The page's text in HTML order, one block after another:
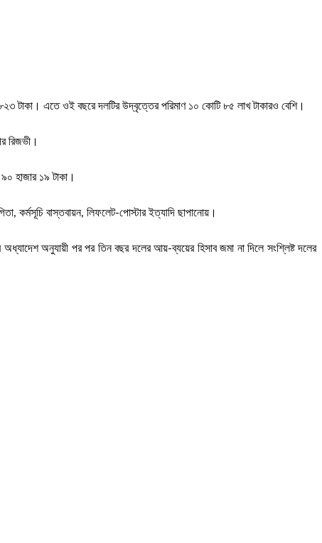
টাকা। এতে ওই বছরে দলটির উদ্বৃত্তের পরিমাণ ১০ কোটি ৮৫ লাখ টাকারও বেশি।
রিজভী।
হাজার ১৯ টাকা।
বাস্তবায়ন, লিফলেট-পোস্টার ইত্যাদি ছাপানোয়।
অনুযায়ী পর পর তিন বছর দলের আয়-ব্যয়ের হিসাব জমা না দিলে সংশ্লিষ্ট দলের